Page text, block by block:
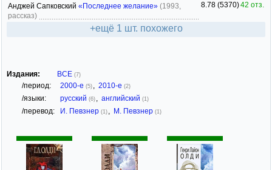
Анджей Сапковский «Последнее желание» (1993,
рассказ)
8.78 (5370)42 отз.
+ещё 1 шт. похожего
Издания: ВСЕ (7)
/период: 2000-е (5) , 2010-е (2)
/языки: русский (6) , английский (1)
/перевод: И. Певзнер (1) , М. Певзнер (1)